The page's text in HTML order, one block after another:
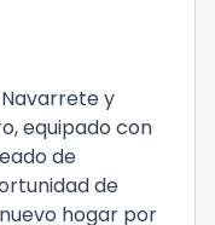
y
equipado con
de
de
hogar por